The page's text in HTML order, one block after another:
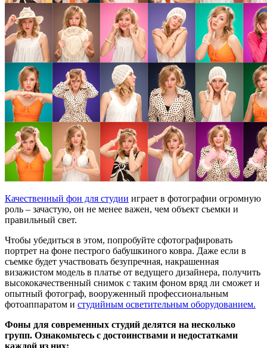
Качественный фон для студии играет в фотографии огромную
роль – зачастую, он не менее важен, чем объект съемки и
правильный свет.
Чтобы убедиться в этом, попробуйте сфотографировать
портрет на фоне пестрого бабушкиного ковра. Даже если в
съемке будет участвовать безупречная, накрашенная
визажистом модель в платье от ведущего дизайнера, получить
высококачественный снимок с таким фоном вряд ли сможет и
опытный фотограф, вооруженный профессиональным
фотоаппаратом и студийным осветительным оборудованием.
Фоны для современных студий делятся на несколько
групп. Ознакомьтесь с достоинствами и недостатками
каждой из них: